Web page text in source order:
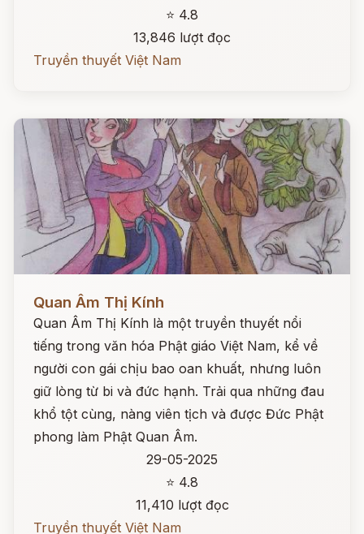
⭐ 4.8
13,846 lượt đọc
Truyền thuyết Việt Nam
Quan Âm Thị Kính
Quan Âm Thị Kính là một truyền thuyết nổi
tiếng trong văn hóa Phật giáo Việt Nam, kể về
người con gái chịu bao oan khuất, nhưng luôn
giữ lòng từ bi và đức hạnh. Trải qua những đau
khổ tột cùng, nàng viên tịch và được Đức Phật
phong làm Phật Quan Âm.
29-05-2025
⭐ 4.8
11,410 lượt đọc
Truyền thuyết Việt Nam